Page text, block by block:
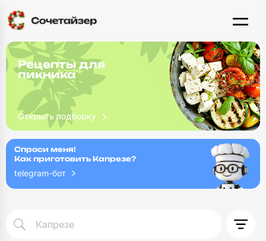
Рецепты для
пикника
Спроси меня!
Как приготовить Капрезе?
telegram-бот